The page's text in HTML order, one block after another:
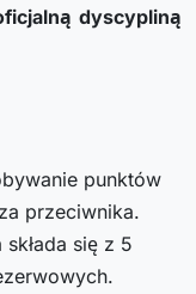
dyscypliną
punktów
przeciwnika.
się z 5